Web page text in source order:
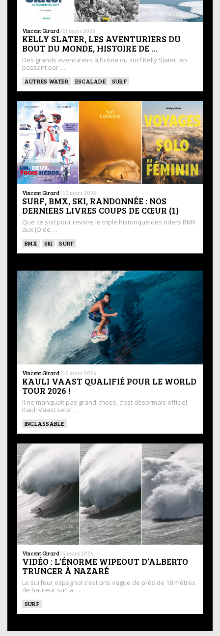
Vincent Girard | 11 mars 2026
KELLY SLATER, LES AVENTURIERS DU
BOUT DU MONDE, HISTOIRE DE …
Des grands aventuriers à l’icône du surf Kelly Slater, en
passant par …
AUTRES WATER ESCALADE SURF
Vincent Girard | 10 mars 2026
SURF, BMX, SKI, RANDONNÉE : NOS
DERNIERS LIVRES COUPS DE CŒUR (1)
Que ce soit pour revivre le triplé historique des riders BMX
aux JO de …
BMX SKI SURF
Vincent Girard | 10 mars 2026
KAULI VAAST QUALIFIÉ POUR LE WORLD
TOUR 2026 !
Il ne manquait pas grand-chose, c’est désormais officiel.
Kauli Vaast sera …
INCLASSABLE
Vincent Girard | 5 mars 2026
VIDÉO : L’ÉNORME WIPEOUT D’ALBERTO
TRUNCER À NAZARÉ
Le surfeur espagnol s’est pris vague de près de 18 mètres
de hauteur sur la …
SURF